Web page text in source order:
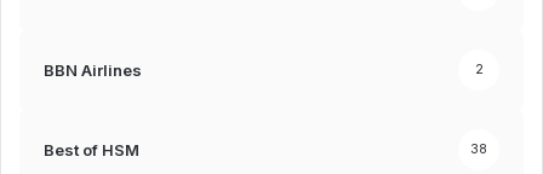
BBN Airlines 2
Best of HSM 38